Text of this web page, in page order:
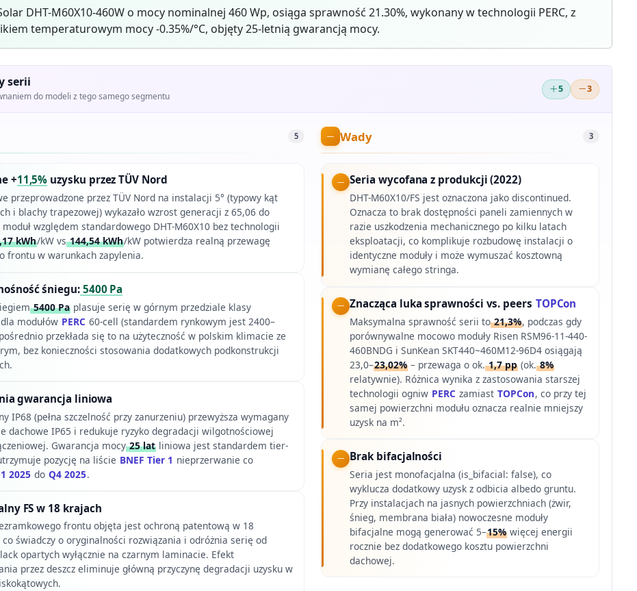
DHT-M60X10-460W o mocy nominalnej 460 Wp, osiąga sprawność 21.30%, wykonany w technologii PERC, z
temperaturowym mocy -0.35%/°C, objęty 25-letnią gwarancją mocy.
serii
do modeli z tego samego segmentu
5 3
5
+11,5% uzysku przez TÜV Nord
przeprowadzone przez TÜV Nord na instalacji 5° (typowy kąt
i blachy trapezowej) wykazało wzrost generacji z 65,06 do
względem standardowego DHT-M60X10 bez technologii
kWh/kW vs144,54 kWh/kW potwierdza realną przewagę
frontu w warunkach zapylenia.
śniegu:5400 Pa
5400 Paplasuje serię w górnym przedziale klasy
modułów PERC 60-cell (standardem rynkowym jest 2400–
przekłada się to na użyteczność w polskim klimacie ze
bez konieczności stosowania dodatkowych podkonstrukcji
gwarancja liniowa
IP68 (pełna szczelność przy zanurzeniu) przewyższa wymagany
dachowe IP65 i redukuje ryzyko degradacji wilgotnościowej
Gwarancja mocy25 latliniowa jest standardem tier-
pozycję na liście BNEF Tier 1 nieprzerwanie co
2025 do Q4 2025.
FS w 18 krajach
frontu objęta jest ochroną patentową w 18
świadczy o oryginalności rozwiązania i odróżnia serię od
opartych wyłącznie na czarnym laminacie. Efekt
przez deszcz eliminuje główną przyczynę degradacji uzysku w
Wady 3
Seria wycofana z produkcji (2022)
DHT-M60X10/FS jest oznaczona jako discontinued.
Oznacza to brak dostępności paneli zamiennych w
razie uszkodzenia mechanicznego po kilku latach
eksploatacji, co komplikuje rozbudowę instalacji o
identyczne moduły i może wymuszać kosztowną
wymianę całego stringa.
Znacząca luka sprawności vs. peers TOPCon
Maksymalna sprawność serii to21,3%, podczas gdy
porównywalne mocowo moduły Risen RSM96-11-440-
460BNDG i SunKean SKT440~460M12-96D4 osiągają
23,0–23,02% – przewaga o ok.1,7 pp (ok.8%
relatywnie). Różnica wynika z zastosowania starszej
technologii ogniw PERC zamiast TOPCon, co przy tej
samej powierzchni modułu oznacza realnie mniejszy
uzysk na m².
Brak bifacjalności
Seria jest monofacjalna (is_bifacial: false), co
wyklucza dodatkowy uzysk z odbicia albedo gruntu.
Przy instalacjach na jasnych powierzchniach (żwir,
śnieg, membrana biała) nowoczesne moduły
bifacjalne mogą generować 5–15% więcej energii
rocznie bez dodatkowego kosztu powierzchni
dachowej.